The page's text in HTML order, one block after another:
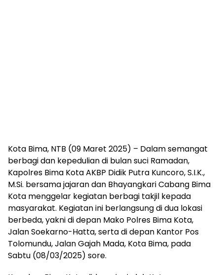
Kota Bima, NTB (09 Maret 2025) – Dalam semangat
berbagi dan kepedulian di bulan suci Ramadan,
Kapolres Bima Kota AKBP Didik Putra Kuncoro, S.I.K.,
M.Si. bersama jajaran dan Bhayangkari Cabang Bima
Kota menggelar kegiatan berbagi takjil kepada
masyarakat. Kegiatan ini berlangsung di dua lokasi
berbeda, yakni di depan Mako Polres Bima Kota,
Jalan Soekarno-Hatta, serta di depan Kantor Pos
Tolomundu, Jalan Gajah Mada, Kota Bima, pada
Sabtu (08/03/2025) sore.